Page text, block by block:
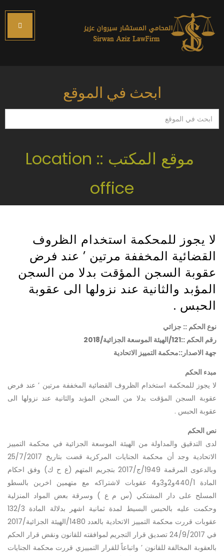
ابحث في الموقع
ابحث
في
موقع المكتب :: Location
office
لا يجوز للمحكمة استخدام الظروف
القضائية المخففة مرتين ’ عند فرض
عقوبة السجن المؤقت بدلا من السجن
المؤبد والثانية عند نزولها الى عقوبة
الحبس .
نوع الحكم :: جزائي
رقم الحكم ::121/الهيئة الموسعة الجزائية/2018
جهة الاصدار::محكمة التمييز الاتحادية
مبدء الحكم
لا يجوز للمحكمة استخدام الظروف القضائية المخففة مرتين ’ عند فرض
عقوبة السجن المؤقت بدلا من السجن المؤبد والثانية عند نزولها الى
عقوبة الحبس .
نص الحكم
لدى التدقيق والمداولة من الهيئة الموسعة الجزائية في محكمة التمييز
الاتحادية وجد أن محكمة الجنايات المركزية قضت بتاريخ 25/7/2017
وبالدعوى المرقمة 1949/ج/2017 بتجريم المتهم (ع ح ك) وفق احكام
المادة 440/1و2و3و4 عقوبات لاشتراكه مع متهمين اخرين بالسطو
المسلح على دار المشتكي (س م ع ) وسرقة بعض المواد المنزلية
وحكمت عليه بالحبس البسيط لمدة ثمانية اشهر بدلالة المادة 132/3
عقوبات قررت محكمة التمييز الاتحادية بالعدد 1480/الهيئة الجزائية/2017
في 24/9/2017 تصديق قرار التجريم لموافقته للقانون ونقض قرار الحكم
بالعقوبة المخالفة للقانون ’ واتباعاً للقرار التمييزي قررت محكمة الجنايات